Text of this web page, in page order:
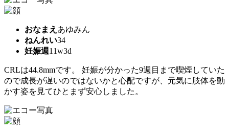
おなまえ あゆみん
ねんれい34
妊娠週11w3d
CRLは44.8mmです。 妊娠が分かった9週目まで喫煙していた
ので成長が遅いのではないかと心配ですが、元気に肢体を動
かす姿を見てひとまず安心しました。